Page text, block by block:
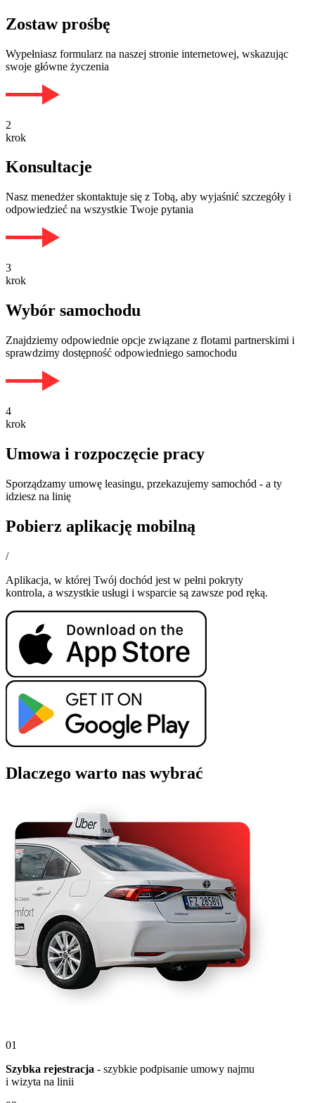
Zostaw prośbę
Wypełniasz formularz na naszej stronie internetowej, wskazując
swoje główne życzenia
2
krok
Konsultacje
Nasz menedżer skontaktuje się z Tobą, aby wyjaśnić szczegóły i
odpowiedzieć na wszystkie Twoje pytania
3
krok
Wybór samochodu
Znajdziemy odpowiednie opcje związane z flotami partnerskimi i
sprawdzimy dostępność odpowiedniego samochodu
4
krok
Umowa i rozpoczęcie pracy
Sporządzamy umowę leasingu, przekazujemy samochód - a ty
idziesz na linię
Pobierz aplikację mobilną
/
Aplikacja, w której Twój dochód jest w pełni pokryty
kontrola, a wszystkie usługi i wsparcie są zawsze pod ręką.
Dlaczego warto nas wybrać
01
Szybka rejestracja - szybkie podpisanie umowy najmu
i wizyta na linii